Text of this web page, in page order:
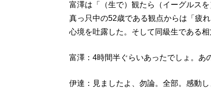
富澤は「（生で）観たら（イーグルス
真っ只中の52歳である観点からは「疲
心境を吐露した。そして同級生である
富澤：4時間半ぐらいあったでしょ。あ
伊達：見ましたよ、勿論。全部。感動し